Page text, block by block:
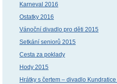
Karneval 2016
Ostatky 2016
Vánoční divadlo pro děti 2015
Setkání seniorů 2015
Cesta za poklady
Hody 2015
Hrátky s čertem – divadlo